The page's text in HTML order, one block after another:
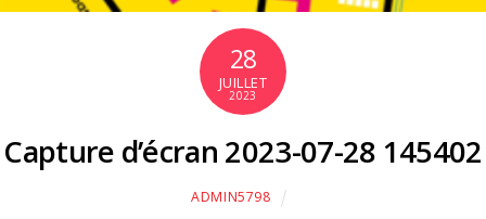
28
JUILLET
2023
Capture d’écran 2023-07-28 145402
ADMIN5798